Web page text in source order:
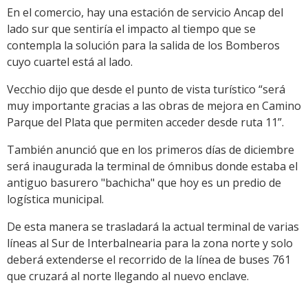
En el comercio, hay una estación de servicio Ancap del
lado sur que sentiría el impacto al tiempo que se
contempla la solución para la salida de los Bomberos
cuyo cuartel está al lado.
Vecchio dijo que desde el punto de vista turístico “será
muy importante gracias a las obras de mejora en Camino
Parque del Plata que permiten acceder desde ruta 11”.
También anunció que en los primeros días de diciembre
será inaugurada la terminal de ómnibus donde estaba el
antiguo basurero "bachicha" que hoy es un predio de
logística municipal.
De esta manera se trasladará la actual terminal de varias
líneas al Sur de Interbalnearia para la zona norte y solo
deberá extenderse el recorrido de la línea de buses 761
que cruzará al norte llegando al nuevo enclave.